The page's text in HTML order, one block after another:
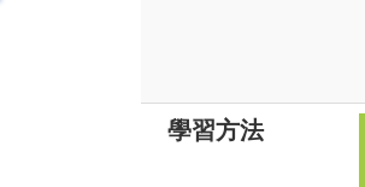
學習方法